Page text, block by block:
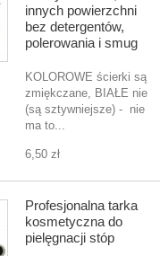
innych powierzchni
bez detergentów,
polerowania i smug
KOLOROWE ścierki są
zmiękczane, BIAŁE nie
(są sztywniejsze) - nie
ma to...
6,50 zł
Profesjonalna tarka
kosmetyczna do
pielęgnacji stóp